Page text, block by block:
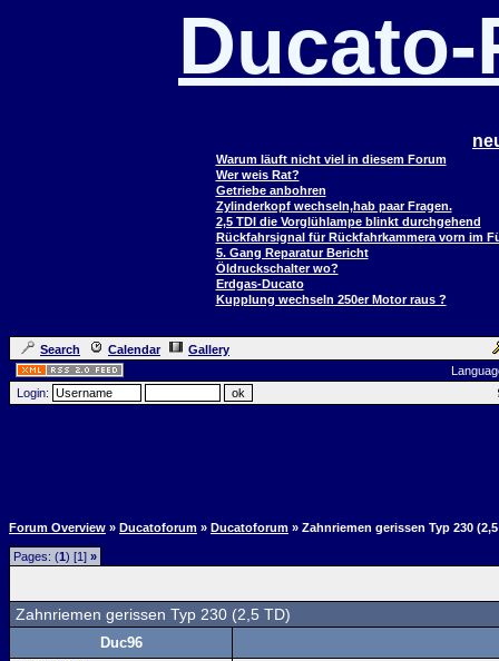
Warum läuft nicht viel in diesem Forum
Wer weis Rat?
Getriebe anbohren
Zylinderkopf wechseln,hab paar Fragen.
2,5 TDI die Vorglühlampe blinkt durchgehend
Rückfahrsignal für Rückfahrkammera vorn im
5. Gang Reparatur Bericht
Öldruckschalter wo?
Erdgas-Ducato
Kupplung wechseln 250er Motor raus ?
Search Calendar
Gallery
Login:
Forum Overview » Ducatoforum » Ducatoforum » Zahnriemen gerissen Typ 230
Pages: (1) [1] »
Zahnriemen gerissen Typ 230 (2,5 TD)
Duc96